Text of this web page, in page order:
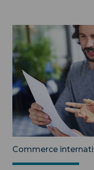
Commerce